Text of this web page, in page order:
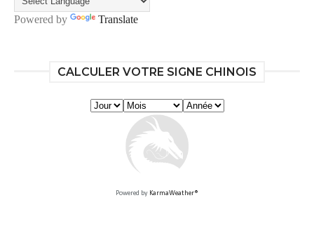
Powered by Translate
CALCULER VOTRE SIGNE CHINOIS
Powered by KarmaWeather®